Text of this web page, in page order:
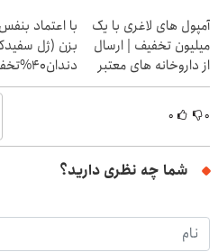
آمپول های لاغری با یک
میلیون تخفیف | ارسال
از داروخانه های معتبر
با اعتماد
بزن (ژل
دندان40%تخفیف)
۰ ۰
شما چه نظری دارید؟